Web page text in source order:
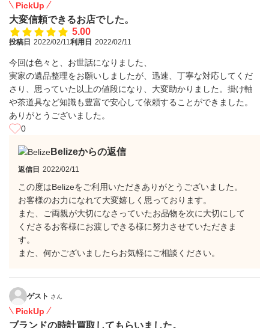
PickUp
大変信頼できるお店でした。
5.00
投稿日 2022/02/11利用日 2022/02/11
今回は色々と、お世話になりました、
実家の遺品整理をお願いしましたが、迅速、丁寧な対応してくだ
さり、思っていた以上の値段になり、大変助かりました。掛け軸
や茶道具など知識も豊富で安心して依頼することができました。
ありがとうございました。
0
Belizeからの返信
返信日 2022/02/11
この度はBelizeをご利用いただきありがとうございました。
お客様のお力になれて大変嬉しく思っております。
また、ご両親が大切になさっていたお品物を次に大切にして
くださるお客様にお渡しできる様に努力させていただきま
す。
また、何かございましたらお気軽にご相談ください。
ゲスト さん
PickUp
ブランドの時計買取してもらいました。